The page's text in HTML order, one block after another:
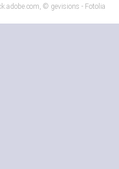
© gevisions - Fotolia